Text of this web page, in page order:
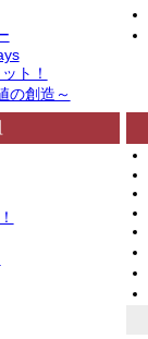
ト！
の創造～